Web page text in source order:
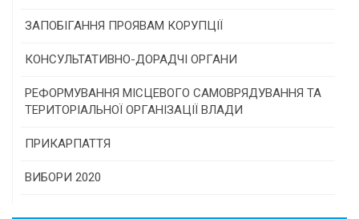
Конкурс інститутів громадянського суспільства
Програми/конкурси МТД
ЗАПОБІГАННЯ ПРОЯВАМ КОРУПЦІЇ
КОНСУЛЬТАТИВНО-ДОРАДЧІ ОРГАНИ
Консультативна рада
РЕФОРМУВАННЯ МІСЦЕВОГО САМОВРЯДУВАННЯ ТА
ТЕРИТОРІАЛЬНОЇ ОРГАНІЗАЦІЇ ВЛАДИ
ПРИКАРПАТТЯ
Історична довідка
ВИБОРИ 2020